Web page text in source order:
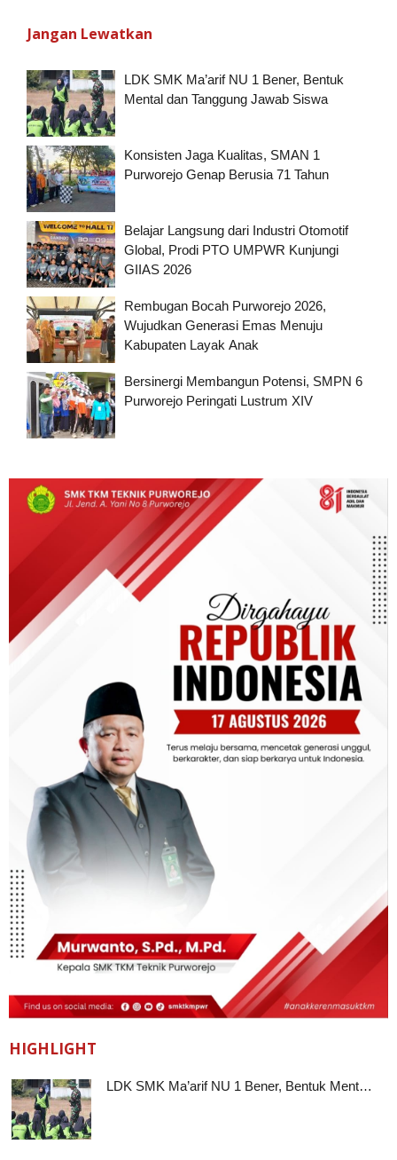
Jangan Lewatkan
LDK SMK Ma’arif NU 1 Bener, Bentuk
Mental dan Tanggung Jawab Siswa
Konsisten Jaga Kualitas, SMAN 1
Purworejo Genap Berusia 71 Tahun
Belajar Langsung dari Industri Otomotif
Global, Prodi PTO UMPWR Kunjungi
GIIAS 2026
Rembugan Bocah Purworejo 2026,
Wujudkan Generasi Emas Menuju
Kabupaten Layak Anak
Bersinergi Membangun Potensi, SMPN 6
Purworejo Peringati Lustrum XIV
HIGHLIGHT
LDK SMK Ma’arif NU 1 Bener, Bentuk Ment…